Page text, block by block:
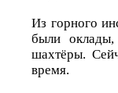
Из горного
были
шахтёры.
время.